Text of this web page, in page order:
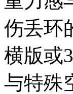
伤丢环
横版或
与特殊